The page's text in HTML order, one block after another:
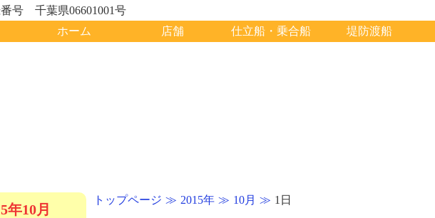
号 千葉県06601001号
ホーム
店舗 仕立船・乗合船 堤防渡船
トップページ 2015年 10月 1日
年10月